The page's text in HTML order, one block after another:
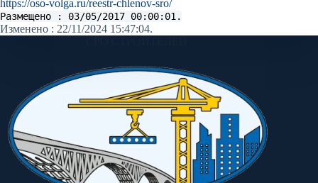
https://oso-volga.ru/reestr-chlenov-sro/
Размещено : 03/05/2017 00:00:01.
Изменено : 22/11/2024 15:47:04.